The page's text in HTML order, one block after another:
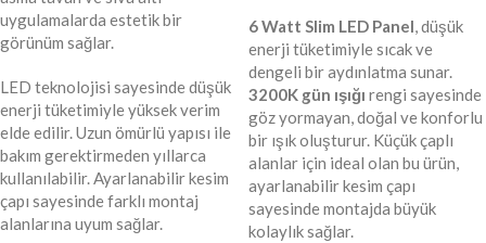
uygulamalarda estetik bir
görünüm sağlar.
LED teknolojisi sayesinde düşük
enerji tüketimiyle yüksek verim
elde edilir. Uzun ömürlü yapısı ile
bakım gerektirmeden yıllarca
kullanılabilir. Ayarlanabilir kesim
çapı sayesinde farklı montaj
alanlarına uyum sağlar.
6 Watt Slim LED Panel, düşük
enerji tüketimiyle sıcak ve
dengeli bir aydınlatma sunar.
3200K gün ışığı rengi sayesinde
göz yormayan, doğal ve konforlu
bir ışık oluşturur. Küçük çaplı
alanlar için ideal olan bu ürün,
ayarlanabilir kesim çapı
sayesinde montajda büyük
kolaylık sağlar.